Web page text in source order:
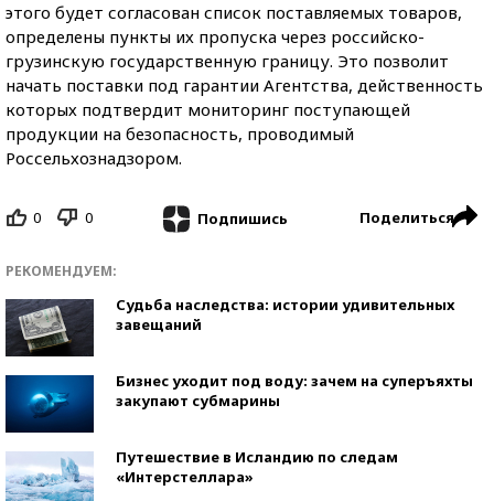
этого будет согласован список поставляемых товаров,
определены пункты их пропуска через российско-
грузинскую государственную границу. Это позволит
начать поставки под гарантии Агентства, действенность
которых подтвердит мониторинг поступающей
продукции на безопасность, проводимый
Россельхознадзором.
0 0 Подпишись Поделиться
РЕКОМЕНДУЕМ:
Судьба наследства: истории удивительных
завещаний
Бизнес уходит под воду: зачем на суперъяхты
закупают субмарины
Путешествие в Исландию по следам
«Интерстеллара»